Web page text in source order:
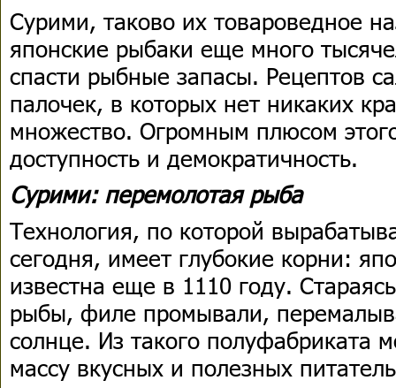
Сурими, таково их товароведное
японские рыбаки еще много
спасти рыбные запасы. Рецептов
палочек, в которых нет никаких
множество. Огромным плюсом
доступность и демократичность.
Сурими: перемолотая рыба
Технология, по которой
сегодня, имеет глубокие корни:
известна еще в 1110 году.
рыбы, филе промывали,
солнце. Из такого полуфабриката
массу вкусных и полезных